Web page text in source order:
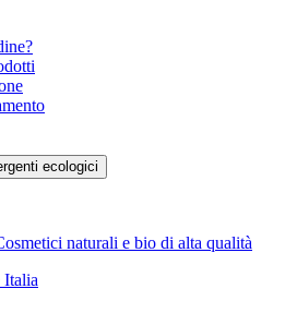
naturali e bio di alta qualità